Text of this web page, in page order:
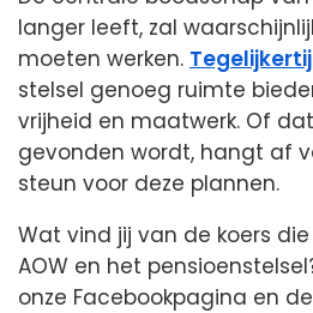
langer leeft, zal
moeten werken.
stelsel genoeg ruimte
vrijheid en maatwerk. Of
gevonden wordt, hangt af
steun voor deze plannen.
Wat vind jij van de koers
AOW en het
onze Facebookpagina en